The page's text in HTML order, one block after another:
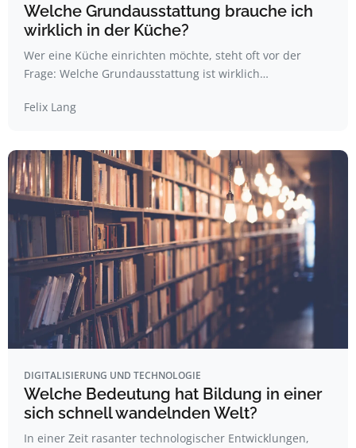
Welche Grundausstattung brauche ich
wirklich in der Küche?
Wer eine Küche einrichten möchte, steht oft vor der
Frage: Welche Grundausstattung ist wirklich…
Felix Lang
DIGITALISIERUNG UND TECHNOLOGIE
Welche Bedeutung hat Bildung in einer
sich schnell wandelnden Welt?
In einer Zeit rasanter technologischer Entwicklungen,